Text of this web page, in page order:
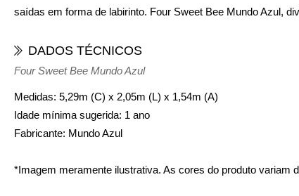
saídas em forma de labirinto. Four Sweet Bee Mundo Azul,
DADOS TÉCNICOS
Four Sweet Bee Mundo Azul
Medidas: 5,29m (C) x 2,05m (L) x 1,54m (A)
Idade mínima sugerida: 1 ano
Fabricante: Mundo Azul
*Imagem meramente ilustrativa. As cores do produto variam